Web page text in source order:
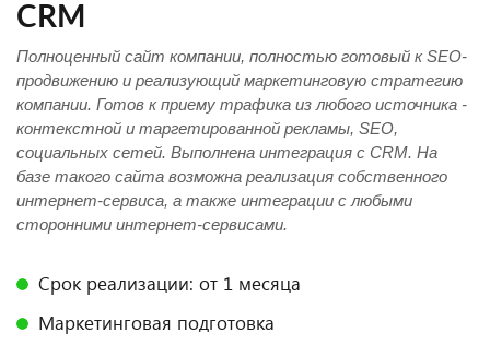
CRM
Полноценный сайт компании, полностью готовый к SEO-
продвижению и реализующий маркетинговую стратегию
компании. Готов к приему трафика из любого источника -
контекстной и таргетированной рекламы, SEO,
социальных сетей. Выполнена интеграция с CRM. На
базе такого сайта возможна реализация собственного
интернет-сервиса, а также интеграции с любыми
сторонними интернет-сервисами.
Срок реализации: от 1 месяца
Маркетинговая подготовка